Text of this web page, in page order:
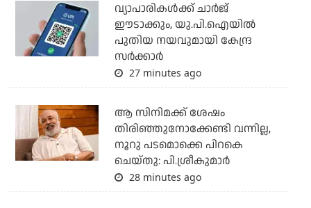
വ്യാപാരികള്‍ക്ക് ചാര്‍ജ്
ഈടാക്കും, യു.പി.ഐയില്‍
പുതിയ നയവുമായി കേന്ദ്ര
സര്‍ക്കാര്‍
27 minutes ago
ആ സിനിമക്ക് ശേഷം
തിരിഞ്ഞുനോക്കേണ്ടി വന്നില്ല,
നൂറു പടമൊക്കെ പിറകെ
ചെയ്തു: പി.ശ്രീകുമാർ
28 minutes ago